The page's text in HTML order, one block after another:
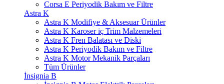
Corsa E Periyodik Bakım ve Filtre
Astra K
Astra K Modifiye & Aksesuar Ürünler
Astra K Karoser iç Trim Malzemeleri
Astra K Fren Balatası ve Diski
Astra K Periyodik Bakım ve Filtre
Astra K Motor Mekanik Parçaları
Tüm Ürünler
İnsignia B